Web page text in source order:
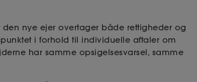
nye ejer overtager både rettigheder og
i forhold til individuelle aftaler om
har samme opsigelsesvarsel, samme